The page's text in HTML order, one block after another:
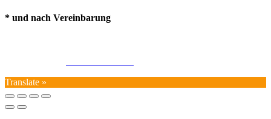
* und nach Vereinbarung
Translate »